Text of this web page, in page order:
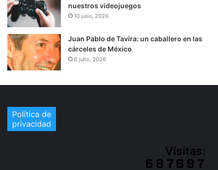
nuestros videojuegos
10 julio, 2026
Juan Pablo de Tavira: un caballero en las
cárceles de México
6 julio, 2026
Política de
privacidad
Visitas: